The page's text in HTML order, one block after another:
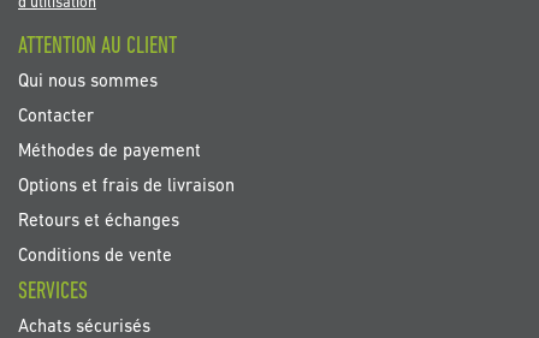
ATTENTION AU CLIENT
Qui nous sommes
Contacter
Méthodes de payement
Options et frais de livraison
Retours et échanges
Conditions de vente
SERVICES
Achats sécurisés